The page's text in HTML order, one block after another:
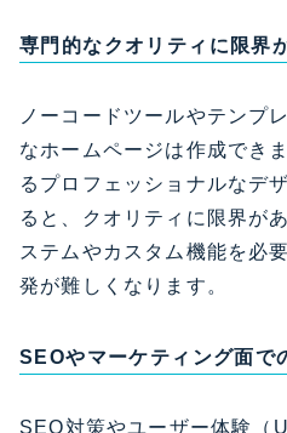
専門的なクオリティに限界
ノーコードツールやテンプ
なホームページは作成でき
るプロフェッショナルなデ
ると、クオリティに限界が
ステムやカスタム機能を必
発が難しくなります。
SEOやマーケティング面で
SEO対策やユーザー体験（